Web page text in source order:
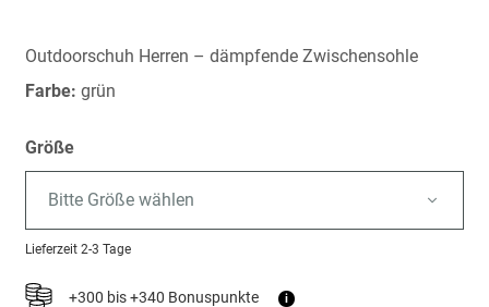
springen
Outdoorschuh Herren – dämpfende Zwischensohle
Farbe: grün
Größe
Bitte Größe wählen
Lieferzeit 2-3 Tage
+300 bis +340 Bonuspunkte i